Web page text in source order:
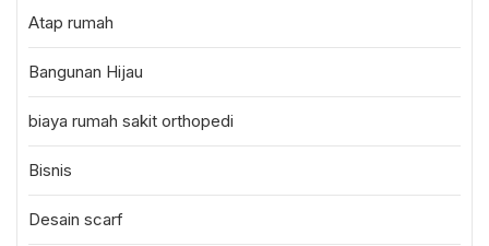
Atap rumah
Bangunan Hijau
biaya rumah sakit orthopedi
Bisnis
Desain scarf